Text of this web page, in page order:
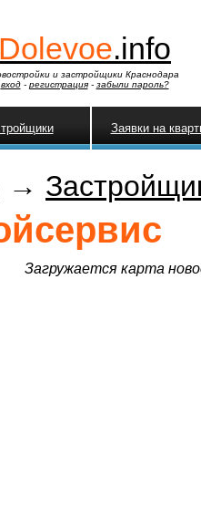
Dolevoe.info
и застройщики Краснодара
вход- регистрация- забыли пароль?
Заявки на
→
Загружается карта